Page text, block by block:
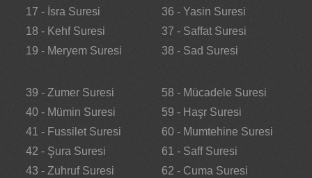
17 - İsra Suresi
18 - Kehf Suresi
19 - Meryem Suresi
36 - Yasin Suresi
37 - Saffat Suresi
38 - Sad Suresi
39 - Zumer Suresi
40 - Mümin Suresi
41 - Fussilet Suresi
42 - Şura Suresi
43 - Zuhruf Suresi
58 - Mücadele Suresi
59 - Haşr Suresi
60 - Mumtehine Suresi
61 - Saff Suresi
62 - Cuma Suresi